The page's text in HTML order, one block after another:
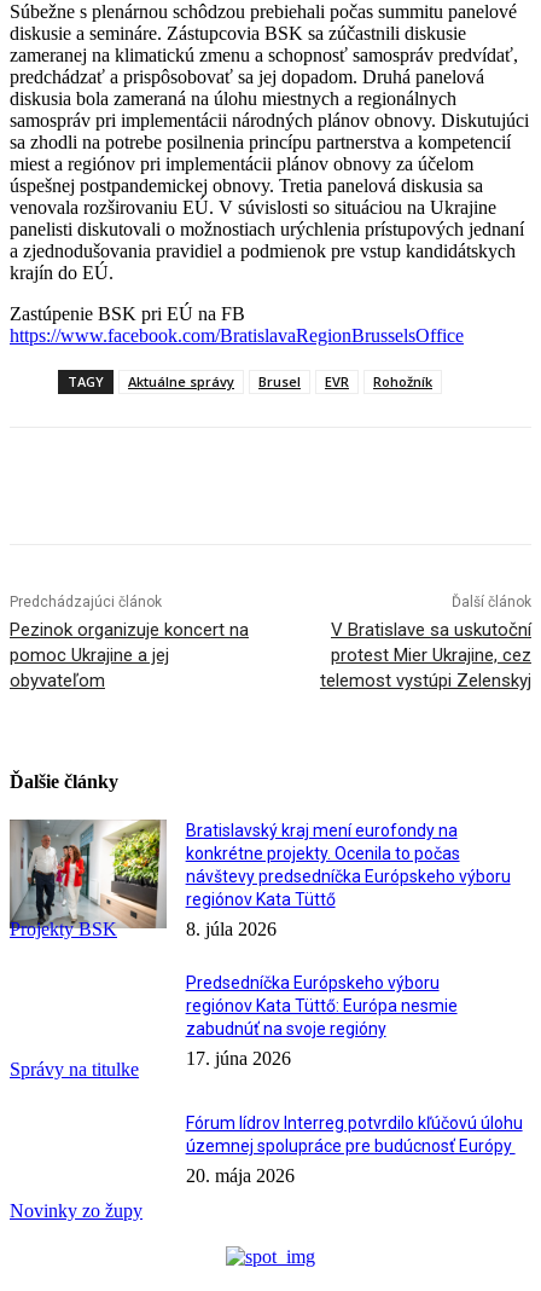
Súbežne s plenárnou schôdzou prebiehali počas summitu panelové
diskusie a semináre. Zástupcovia BSK sa zúčastnili diskusie
zameranej na klimatickú zmenu a schopnosť samospráv predvídať,
predchádzať a prispôsobovať sa jej dopadom. Druhá panelová
diskusia bola zameraná na úlohu miestnych a regionálnych
samospráv pri implementácii národných plánov obnovy. Diskutujúci
sa zhodli na potrebe posilnenia princípu partnerstva a kompetencií
miest a regiónov pri implementácii plánov obnovy za účelom
úspešnej postpandemickej obnovy. Tretia panelová diskusia sa
venovala rozširovaniu EÚ. V súvislosti so situáciou na Ukrajine
panelisti diskutovali o možnostiach urýchlenia prístupových jednaní
a zjednodušovania pravidiel a podmienok pre vstup kandidátskych
krajín do EÚ.
Zastúpenie BSK pri EÚ na FB
https://www.facebook.com/BratislavaRegionBrusselsOffice
TAGY Aktuálne správy Brusel EVR Rohožník
Predchádzajúci článok
Pezinok organizuje koncert na
pomoc Ukrajine a jej
obyvateľom
Ďalší článok
V Bratislave sa uskutoční
protest Mier Ukrajine, cez
telemost vystúpi Zelenskyj
Ďalšie články
Projekty BSK
Bratislavský kraj mení eurofondy na
konkrétne projekty. Ocenila to počas
návštevy predsedníčka Európskeho výboru
regiónov Kata Tüttő
8. júla 2026
Správy na titulke
Predsedníčka Európskeho výboru
regiónov Kata Tüttő: Európa nesmie
zabudnúť na svoje regióny
17. júna 2026
Novinky zo župy
Fórum lídrov Interreg potvrdilo kľúčovú úlohu
územnej spolupráce pre budúcnosť Európy
20. mája 2026